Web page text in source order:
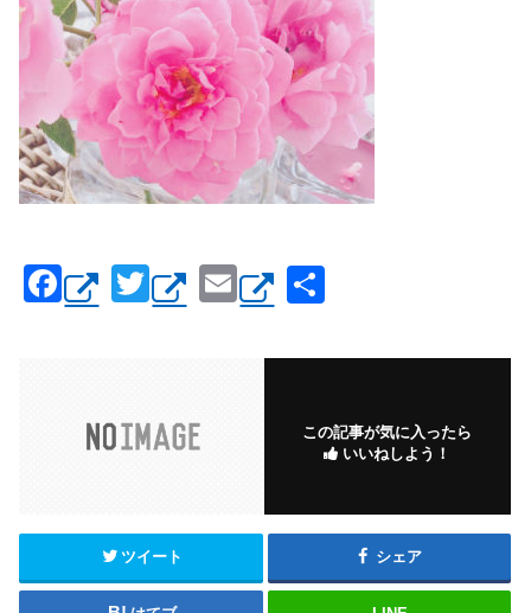
F
a
T
wi
E
m
ail
この記事が気に入ったら
いいねしよう！
ツイート シェア